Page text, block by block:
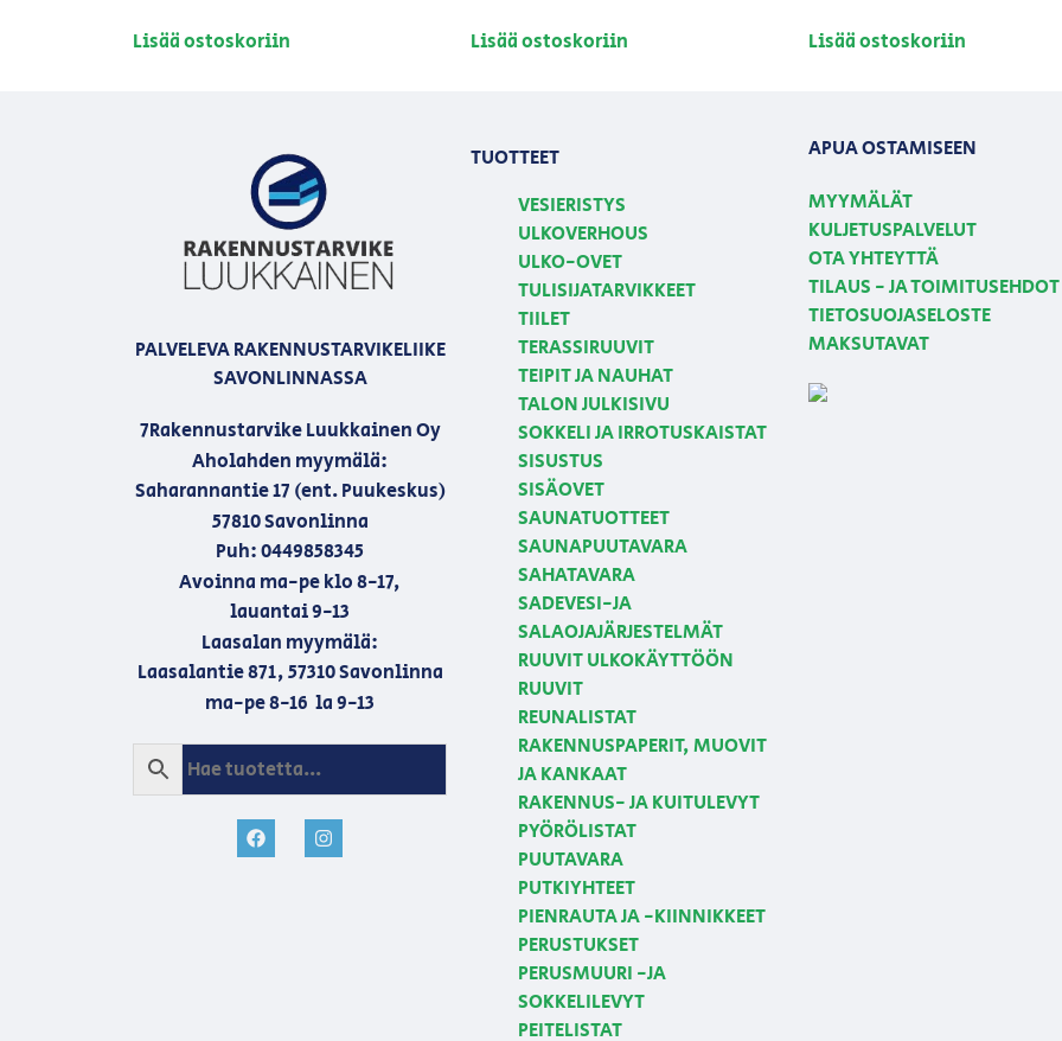
Lisää ostoskoriin Lisää ostoskoriin Lisää ostoskoriin
PALVELEVA RAKENNUSTARVIKELIIKE
SAVONLINNASSA
7Rakennustarvike Luukkainen Oy
Aholahden myymälä:
Saharannantie 17 (ent. Puukeskus)
57810 Savonlinna
Puh: 0449858345
Avoinna ma-pe klo 8-17,
lauantai 9-13
Laasalan myymälä:
Laasalantie 871, 57310 Savonlinna
ma-pe 8-16 la 9-13
TUOTTEET
VESIERISTYS
ULKOVERHOUS
ULKO-OVET
TULISIJATARVIKKEET
TIILET
TERASSIRUUVIT
TEIPIT JA NAUHAT
TALON JULKISIVU
SOKKELI JA IRROTUSKAISTAT
SISUSTUS
SISÄOVET
SAUNATUOTTEET
SAUNAPUUTAVARA
SAHATAVARA
SADEVESI-JA
SALAOJAJÄRJESTELMÄT
RUUVIT ULKOKÄYTTÖÖN
RUUVIT
REUNALISTAT
RAKENNUSPAPERIT, MUOVIT
JA KANKAAT
RAKENNUS- JA KUITULEVYT
PYÖRÖLISTAT
PUUTAVARA
PUTKIYHTEET
PIENRAUTA JA -KIINNIKKEET
PERUSTUKSET
PERUSMUURI -JA
SOKKELILEVYT
PEITELISTAT
APUA OSTAMISEEN
MYYMÄLÄT
KULJETUSPALVELUT
OTA YHTEYTTÄ
TILAUS - JA TOIMITUSEHDOT
TIETOSUOJASELOSTE
MAKSUTAVAT